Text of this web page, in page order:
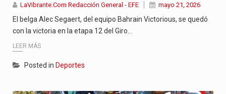
LaVibrante.Com Redacción General - EFE mayo 21, 2026
El belga Alec Segaert, del equipo Bahrain Victorious, se quedó
con la victoria en la etapa 12 del Giro…
LEER MÁS
Posted in Deportes